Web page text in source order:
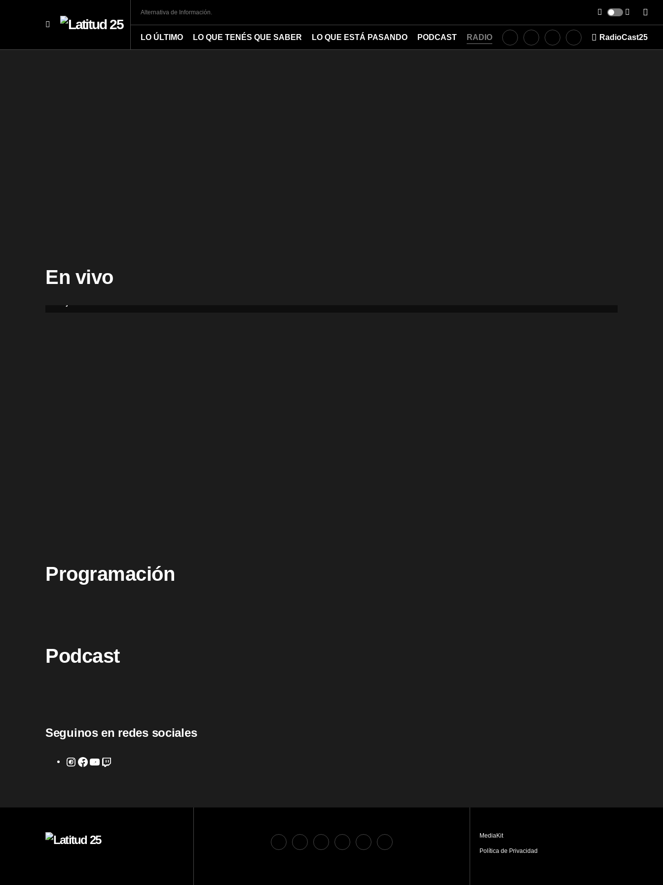
Alternativa de Información.
LO ÚLTIMO LO QUE TENÉS QUE SABER LO QUE ESTÁ PASANDO PODCAST RADIO RadioCast25
En vivo
Programación
Podcast
Seguinos en redes sociales
MediaKit
Política de Privacidad